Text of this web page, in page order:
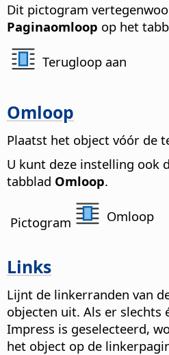
Dit pictogram
Paginaomloop op het
Terugloop aan
Omloop
Plaatst het object vóór de
U kunt deze instelling ook
tabblad Omloop.
Pictogram Omloop
Links
Lijnt de linkerranden van
objecten uit. Als er slechts
Impress is geselecteerd,
het object op de